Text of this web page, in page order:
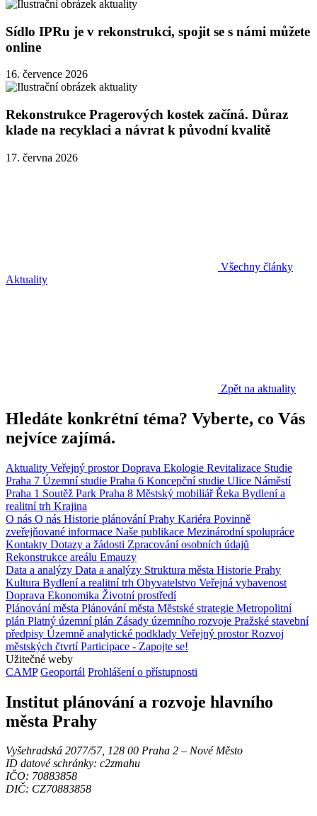
Sídlo IPRu je v rekonstrukci, spojit se s námi můžete
online
16. července 2026
Rekonstrukce Pragerových kostek začíná. Důraz
klade na recyklaci a návrat k původní kvalitě
17. června 2026
Všechny články
Aktuality
Zpět na aktuality
Hledáte konkrétní téma? Vyberte, co Vás
nejvíce zajímá.
Aktuality Veřejný prostorDoprava Ekologie Revitalizace Studie
Praha 7 Územní studie Praha 6 Koncepční studie Ulice Náměstí
Praha 1 Soutěž Park Praha 8 Městský mobiliářŘeka Bydlení a
realitní trh Krajina
O nás O nás Historie plánování Prahy Kariéra Povinně
zveřejňované informace Naše publikace Mezinárodní spolupráce
Kontakty Dotazy a žádosti Zpracování osobních údajů
Rekonstrukce areálu Emauzy
Data a analýzy Data a analýzy Struktura města Historie Prahy
Kultura Bydlení a realitní trh Obyvatelstvo Veřejná vybavenost
Doprava Ekonomika Životní prostředí
Plánování města Plánování města Městské strategie Metropolitní
plán Platný územní plán Zásady územního rozvoje Pražské stavební
předpisy Územně analytické podklady Veřejný prostorRozvoj
městských čtvrtíParticipace - Zapojte se!
Užitečné weby
CAMP Geoportál Prohlášení o přístupnosti
Institut plánování a rozvoje hlavního
města Prahy
Vyšehradská 2077/57, 128 00 Praha 2 ‒ Nové Město
ID datové schránky: c2zmahu
IČO: 70883858
DIČ: CZ70883858